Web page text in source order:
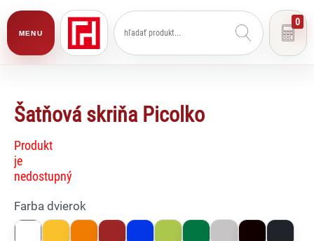
MENU
0
Šatňová skriňa Picolko
Produkt
je
nedostupný
Farba dvierok